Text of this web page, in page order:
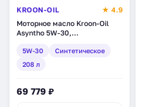
KROON-OIL
★ 4.9
Моторное масло Kroon-Oil
Asyntho 5W-30,
5W-30
Синтетическое
208 л
69 779 ₽